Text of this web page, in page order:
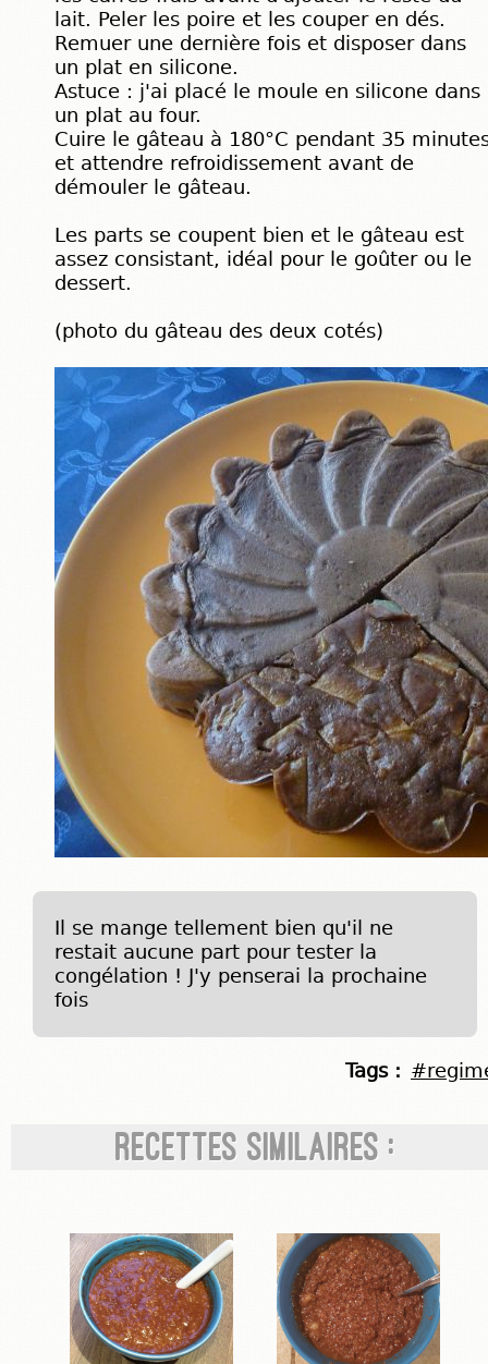
lait. Peler les poire et les couper en dés.
Remuer une dernière fois et disposer dans
un plat en silicone.
Astuce : j'ai placé le moule en silicone dans
un plat au four.
Cuire le gâteau à 180°C pendant 35
et attendre refroidissement avant de
démouler le gâteau.
Les parts se coupent bien et le gâteau est
assez consistant, idéal pour le goûter ou le
dessert.
(photo du gâteau des deux cotés)
Il se mange tellement bien qu'il ne
restait aucune part pour tester la
congélation ! J'y penserai la prochaine
fois
Tags :
Recettes similaires :